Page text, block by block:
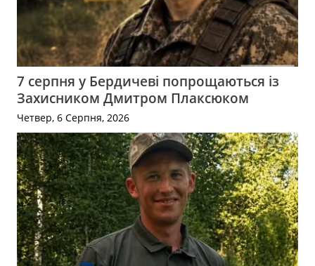
7 серпня у Бердичеві попрощаються із
Захисником Дмитром Плаксюком
Четвер, 6 Серпня, 2026